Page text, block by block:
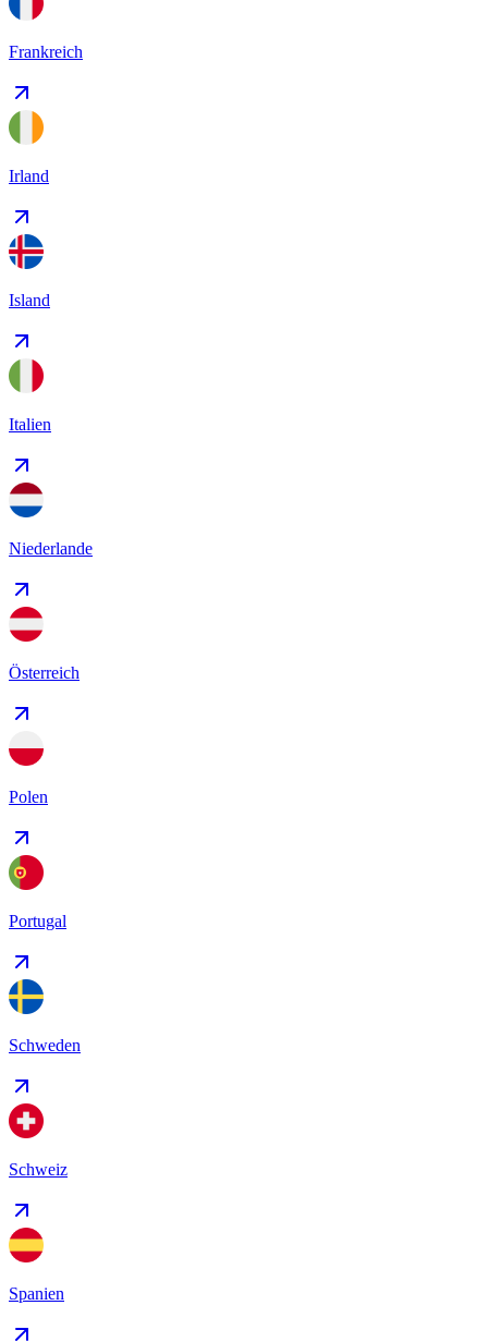
Frankreich
Irland
Island
Italien
Niederlande
Österreich
Polen
Portugal
Schweden
Schweiz
Spanien